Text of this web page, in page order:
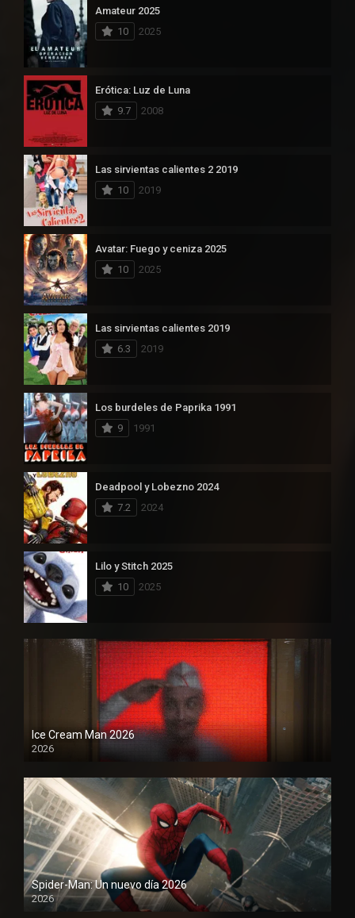
Amateur 2025
10
2025
Erótica: Luz de Luna
9.7
2008
Las sirvientas calientes 2 2019
10
2019
Avatar: Fuego y ceniza 2025
10
2025
Las sirvientas calientes 2019
6.3
2019
Los burdeles de Paprika 1991
9
1991
Deadpool y Lobezno 2024
7.2
2024
Lilo y Stitch 2025
10
2025
Ice Cream Man 2026
2026
Spider-Man: Un nuevo día 2026
2026
1080P